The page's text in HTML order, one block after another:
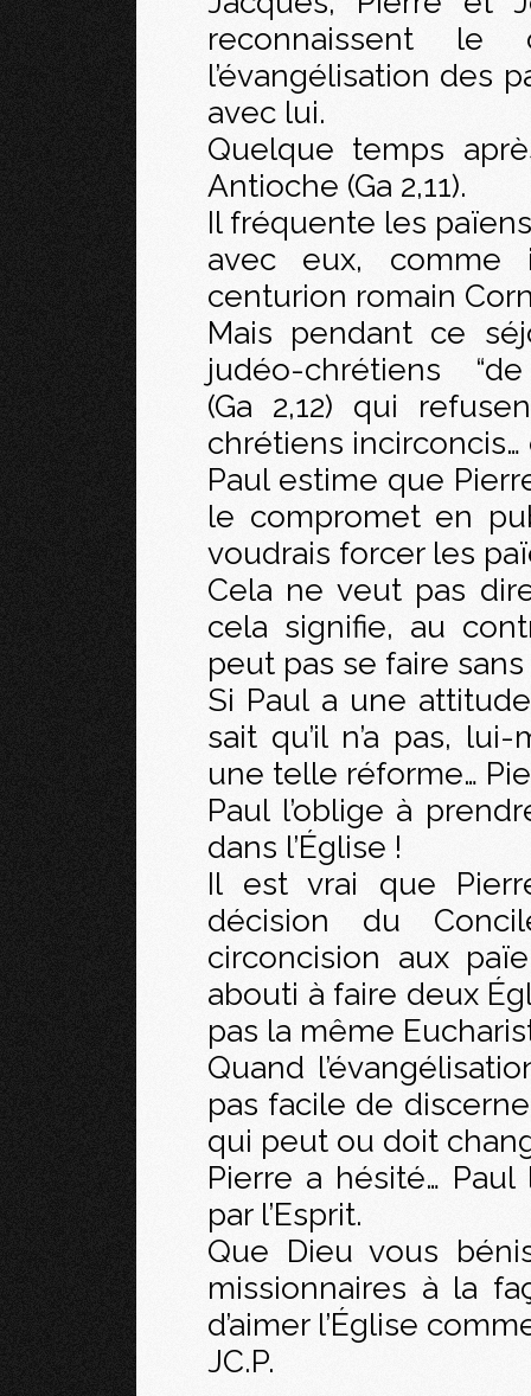
reconnaissent
l’évangélisation des
avec lui.
Quelque temps
Antioche (Ga 2,11).
Il fréquente les
avec eux, comme
centurion romain
Mais pendant ce
judéo-chrétiens
(Ga 2,12) qui
chrétiens
Paul estime que
le compromet en
voudrais forcer les
Cela ne veut pas
cela signifie, au
peut pas se faire
Si Paul a une
sait qu’il n’a pas,
une telle réforme…
Paul l’oblige à
dans l’Église !
Il est vrai que
décision du
circoncision aux
abouti à faire deux
pas la même
Quand
pas facile de
qui peut ou doit
Pierre a hésité… Paul
par l’Esprit.
Que Dieu vous
missionnaires à la
d’aimer l’Église
JC.P.